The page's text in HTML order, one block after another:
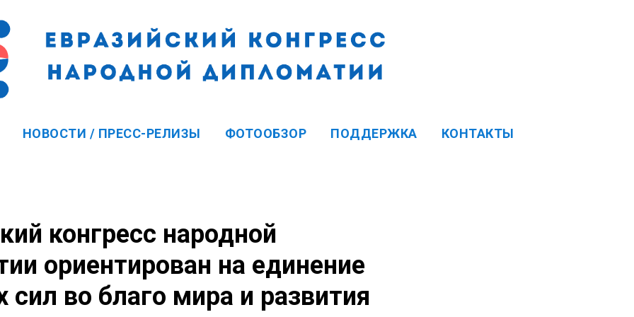
НОВОСТИ / ПРЕСС-РЕЛИЗЫ ФОТООБЗОР ПОДДЕРЖКА КОНТАКТЫ
конгресс народной
ориентирован на единение
сил во благо мира и развития